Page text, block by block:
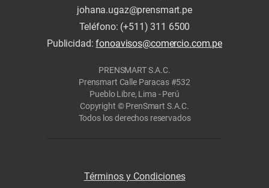
johana.ugaz@prensmart.pe
Teléfono: (+511) 311 6500
Publicidad:fonoavisos@comercio.com.pe
PRENSMART S.A.C.
Prensmart Calle Paracas #532
Pueblo Libre, Lima - Perú
Copyright © PrenSmart S.A.C.
Todos los derechos reservados
Términos y Condiciones